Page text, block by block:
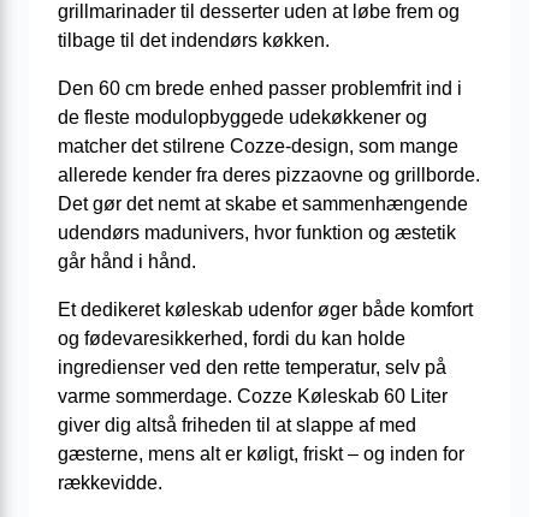
grillmarinader til desserter uden at løbe frem og
tilbage til det indendørs køkken.
Den 60 cm brede enhed passer problemfrit ind i
de fleste modulopbyggede udekøkkener og
matcher det stilrene Cozze-design, som mange
allerede kender fra deres pizzaovne og grillborde.
Det gør det nemt at skabe et sammenhængende
udendørs madunivers, hvor funktion og æstetik
går hånd i hånd.
Et dedikeret køleskab udenfor øger både komfort
og fødevaresikkerhed, fordi du kan holde
ingredienser ved den rette temperatur, selv på
varme sommerdage. Cozze Køleskab 60 Liter
giver dig altså friheden til at slappe af med
gæsterne, mens alt er køligt, friskt – og inden for
rækkevidde.